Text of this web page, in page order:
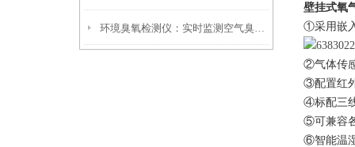
环境臭氧检测仪：实时监测空气臭氧浓度更可靠
壁挂式氧
①采用嵌
②气体传
③配置红
④标配三
⑤可兼容
⑥智能温